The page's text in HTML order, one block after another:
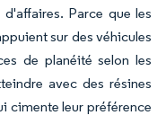
Parce que les
sur des véhicules
de planéité selon les
avec des résines
cimente leur préférence